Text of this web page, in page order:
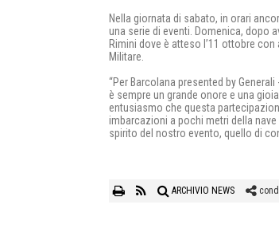
Nella giornata di sabato, in orari
una serie di eventi. Domenica, dopo
Rimini dove è atteso l’11 ottobre
Militare.
“Per Barcolana presented by
è sempre un grande onore e una
entusiasmo che questa
imbarcazioni a pochi metri della
spirito del nostro evento, quello di
ARCHIVIO NEWS